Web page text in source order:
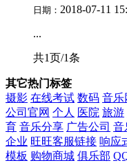
日期： 2018-07-11
...
共1页/1条
其它热门标签
摄影 在线考试 数码 音乐
公司官网 个人 医院 旅游
育 音乐分享 广告公司 音
企业 旺旺客服链接 响应
模板 购物商城 俱乐部